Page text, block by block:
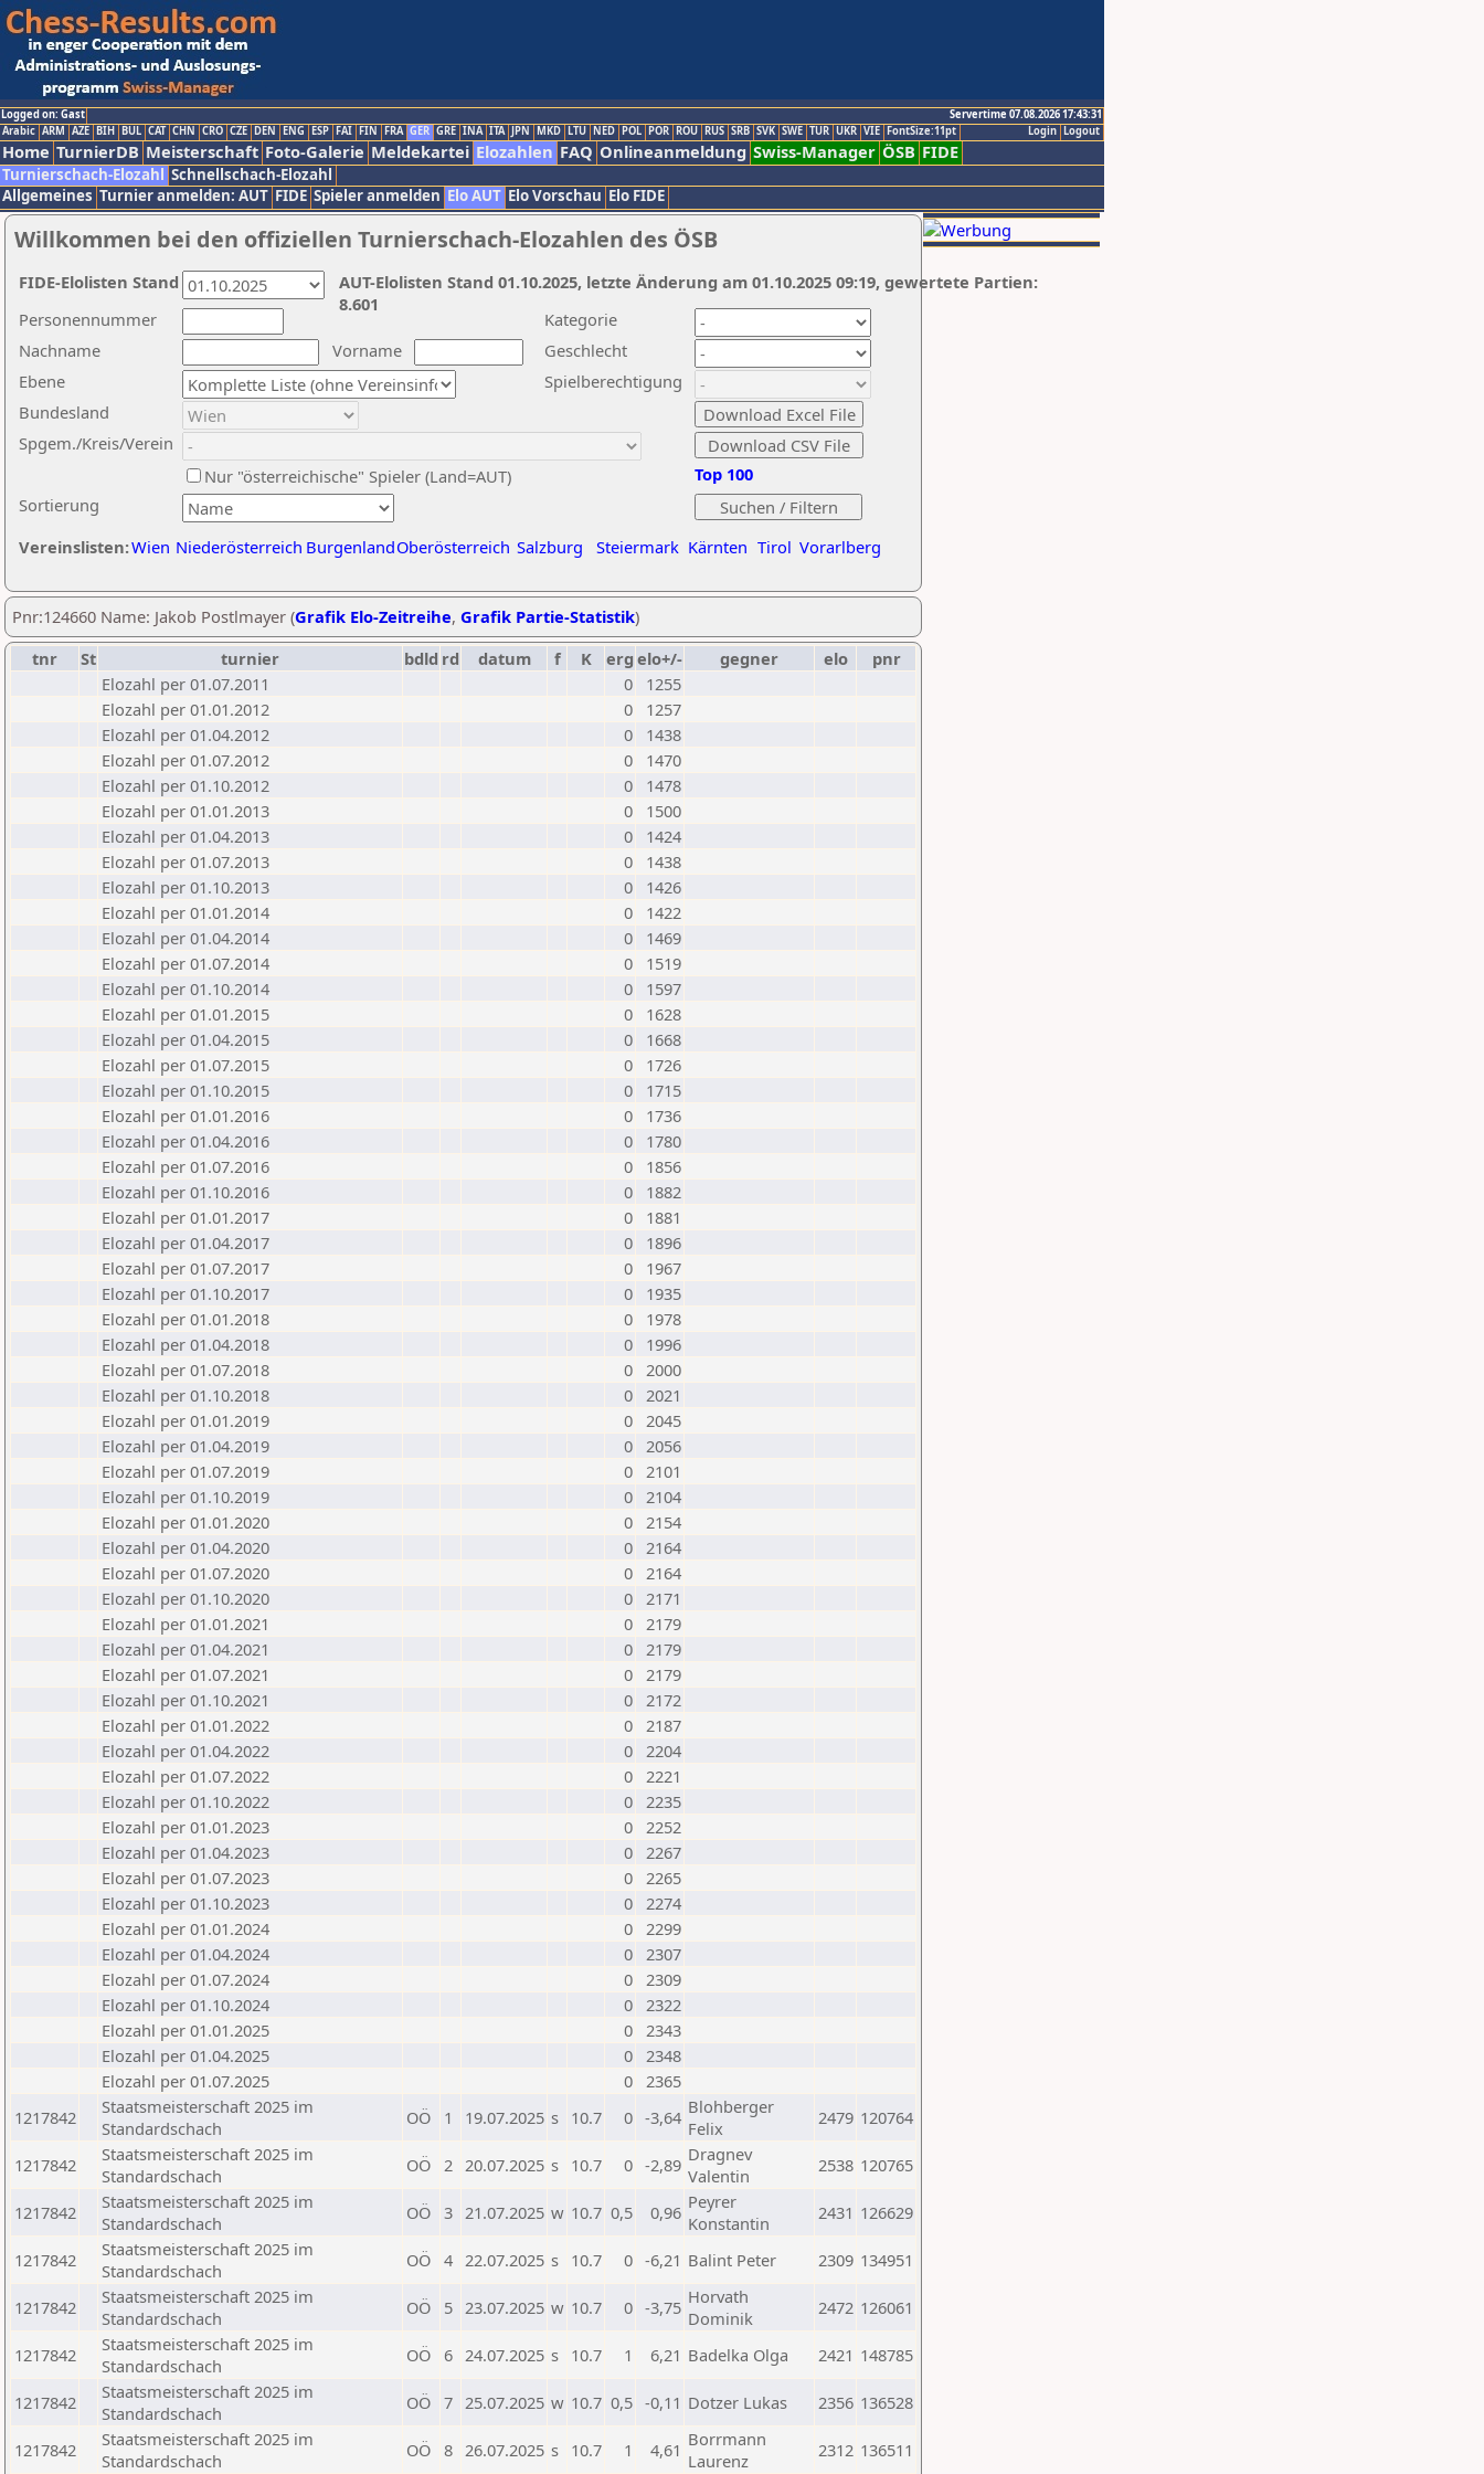
Logged on: Gast
Servertime 07.08.2026 17:43:31
Logout
Login
Arabic ARM AZE BIH BUL CAT CHN CRO CZE DEN ENG ESP FAI FIN FRA GER GRE INA ITA JPN MKD LTU NED POL POR ROU RUS SRB SVK SWE TUR UKR VIE FontSize:11pt
Home TurnierDB Meisterschaft Foto-Galerie Meldekartei Elozahlen FAQ Onlineanmeldung Swiss-Manager ÖSB FIDE
Turnierschach-Elozahl Schnellschach-Elozahl
Allgemeines Turnier anmelden: AUT FIDE Spieler anmelden Elo AUT Elo Vorschau Elo FIDE
Willkommen bei den offiziellen Turnierschach-Elozahlen des ÖSB
Nachname
Vorname
Ebene
Kategorie
Sortierung
Personennummer
Bundesland
Spgem./Kreis/Verein
Geschlecht
Nur "österreichische" Spieler (Land=AUT)
Spielberechtigung
Vereinslisten:Wien Niederösterreich BurgenlandOberösterreich Salzburg Steiermark Kärnten Tirol Vorarlberg
Top 100
AUT-Elolisten Stand 01.10.2025, letzte Änderung am 01.10.2025 09:19, gewertete Partien:
8.601
FIDE-Elolisten Stand
Pnr:124660 Name: Jakob Postlmayer (Grafik Elo-Zeitreihe, Grafik Partie-Statistik)
tnr
St turnier bdld rd datum f K erg elo+/- gegner elo
pnr
Elozahl per 01.07.2011
0
1255
Elozahl per 01.01.2012
0
1257
Elozahl per 01.04.2012
0
1438
Elozahl per 01.07.2012
0
1470
Elozahl per 01.10.2012
0
1478
Elozahl per 01.01.2013
0
1500
Elozahl per 01.04.2013
0
1424
Elozahl per 01.07.2013
0
1438
Elozahl per 01.10.2013
0
1426
Elozahl per 01.01.2014
0
1422
Elozahl per 01.04.2014
0
1469
Elozahl per 01.07.2014
0
1519
Elozahl per 01.10.2014
0
1597
Elozahl per 01.01.2015
0
1628
Elozahl per 01.04.2015
0
1668
Elozahl per 01.07.2015
0
1726
Elozahl per 01.10.2015
0
1715
Elozahl per 01.01.2016
0
1736
Elozahl per 01.04.2016
0
1780
Elozahl per 01.07.2016
0
1856
Elozahl per 01.10.2016
0
1882
Elozahl per 01.01.2017
0
1881
Elozahl per 01.04.2017
0
1896
Elozahl per 01.07.2017
0
1967
Elozahl per 01.10.2017
0
1935
Elozahl per 01.01.2018
0
1978
Elozahl per 01.04.2018
0
1996
Elozahl per 01.07.2018
0 2000
Elozahl per 01.10.2018
0 2021
Elozahl per 01.01.2019
0 2045
Elozahl per 01.04.2019
0 2056
Elozahl per 01.07.2019
0 2101
Elozahl per 01.10.2019
0 2104
Elozahl per 01.01.2020
0 2154
Elozahl per 01.04.2020
0 2164
Elozahl per 01.07.2020
0 2164
Elozahl per 01.10.2020
0 2171
Elozahl per 01.01.2021
0 2179
Elozahl per 01.04.2021
0 2179
Elozahl per 01.07.2021
0 2179
Elozahl per 01.10.2021
0 2172
Elozahl per 01.01.2022
0 2187
Elozahl per 01.04.2022
0 2204
Elozahl per 01.07.2022
0 2221
Elozahl per 01.10.2022
0 2235
Elozahl per 01.01.2023
0 2252
Elozahl per 01.04.2023
0 2267
Elozahl per 01.07.2023
0 2265
Elozahl per 01.10.2023
0 2274
Elozahl per 01.01.2024
0 2299
Elozahl per 01.04.2024
0 2307
Elozahl per 01.07.2024
0 2309
Elozahl per 01.10.2024
0 2322
Elozahl per 01.01.2025
0 2343
Elozahl per 01.04.2025
0 2348
Elozahl per 01.07.2025
0 2365
1217842
Staatsmeisterschaft 2025 im
Standardschach
OÖ 1 19.07.2025 s 10.7 0 -3,64 Blohberger
Felix
2479 120764
1217842
Staatsmeisterschaft 2025 im
Standardschach
OÖ 2 20.07.2025 s 10.7 0 -2,89 Dragnev
Valentin
2538 120765
1217842
Staatsmeisterschaft 2025 im
Standardschach
OÖ 3 21.07.2025 w 10.7 0,5 0,96 Peyrer
Konstantin
2431 126629
1217842
Staatsmeisterschaft 2025 im
Standardschach
OÖ 4 22.07.2025 s 10.7 0 -6,21 Balint Peter 2309 134951
1217842
Staatsmeisterschaft 2025 im
Standardschach
OÖ 5 23.07.2025 w 10.7 0 -3,75 Horvath
Dominik
2472 126061
1217842
Staatsmeisterschaft 2025 im
Standardschach
OÖ 6 24.07.2025 s 10.7 1 6,21 Badelka Olga 2421 148785
1217842
Staatsmeisterschaft 2025 im
Standardschach
OÖ 7 25.07.2025 w 10.7 0,5 -0,11 Dotzer Lukas 2356 136528
1217842
Staatsmeisterschaft 2025 im
Standardschach
OÖ 8 26.07.2025 s 10.7 1 4,61 Borrmann
Laurenz
2312 136511